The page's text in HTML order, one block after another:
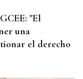
"El
una
el derecho